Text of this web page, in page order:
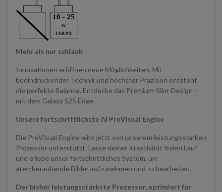
Mehr als nur schlank
Innovationen eröffnen neue Möglichkeiten. Mit
beeindruckender Technik und höchster Präzision entsteht
die perfekte Balance. Entdecke das Premium-Slim-Design –
mit dem Galaxy S25 Edge.
Unsere fortschrittlichste AI ProVisual Engine
Die ProVisual Engine wird jetzt von unserem leistungsstarken
Prozessor unterstützt. Lasse deiner Kreativität freien Lauf
und erlebe unser fortschrittliches System, um
atemberaubende Bilder aufzunehmen und zu bearbeiten.
Der bisher leistungsstärkste Prozessor, optimiert für